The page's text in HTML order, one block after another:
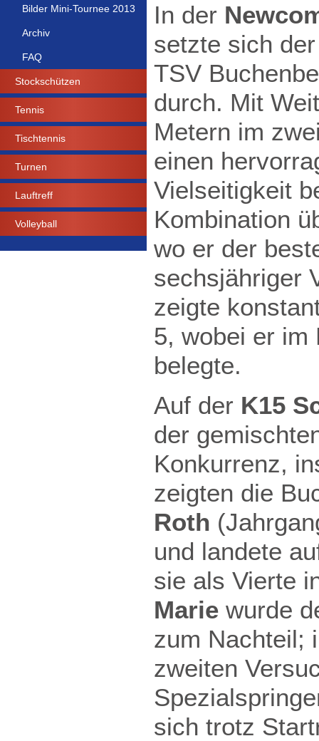
Bilder Mini-Tournee 2013
Archiv
FAQ
Stockschützen
Tennis
Tischtennis
Turnen
Lauftreff
Volleyball
In der
setzte sich
TSV
durch. Mit
Metern im
einen
Vielseitigkeit
Kombination
wo er der
sechsjähriger
zeigte
5, wobei er im
belegte.
Auf der K15
der
Konkurrenz,
zeigten die
Roth
und landete
sie als Vierte
Mariewurde
zum Nachteil;
zweiten
sich trotz